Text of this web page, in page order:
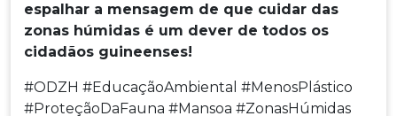
espalhar a mensagem de que cuidar das
zonas húmidas é um dever de todos os
cidadãos guineenses!
#ODZH #EducaçãoAmbiental #MenosPlástico
#ProteçãoDaFauna #Mansoa #ZonasHúmidas